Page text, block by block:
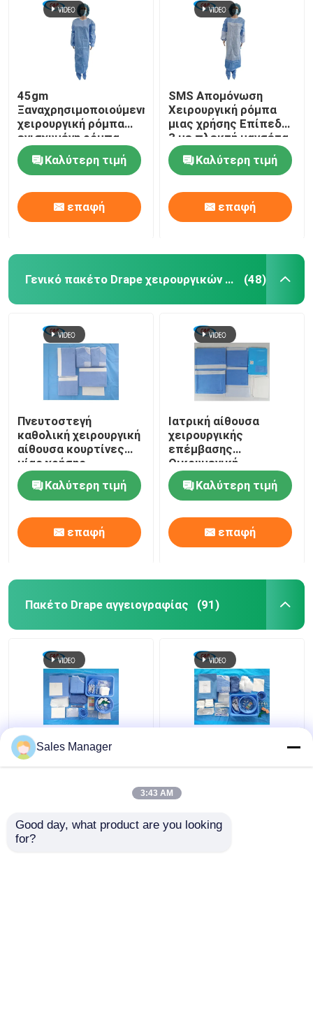
45gm
Ξαναχρησιμοποιούμενη
χειρουργική ρόμπα
ενισχυμένη ρόμπα
SMS SMMS Spunlance
Καλύτερη τιμή
επαφή
SMS Απομόνωση
Χειρουργική ρόμπα
μιας χρήσης Επίπεδο
3 με πλεκτή μανσέτα
Καλύτερη τιμή
επαφή
Γενικό πακέτο Drape χειρουργικών επεμβάσεων (48)
Πνευτοστεγή
καθολική χειρουργική
αίθουσα κουρτίνες
μίας χρήσης
χειρουργικά σεντόνια
Καλύτερη τιμή
επαφή
Ιατρική αίθουσα
χειρουργικής
επέμβασης
Οικουμενική
χειρουργική
συσκευασία με μη
υφασμένο υλικό σε
μπλε
Καλύτερη τιμή
επαφή
Πακέτο Drape αγγειογραφίας (91)
CE ISO13485
Ξαναχρησιμοποιήσιμη
αγγειογραφία Συσκευή
Υπομονετικό πακέτο
χειρουργικές ανάγκες
EN13795
Sales Manager
3:43 AM
Good day, what product are you looking
for?